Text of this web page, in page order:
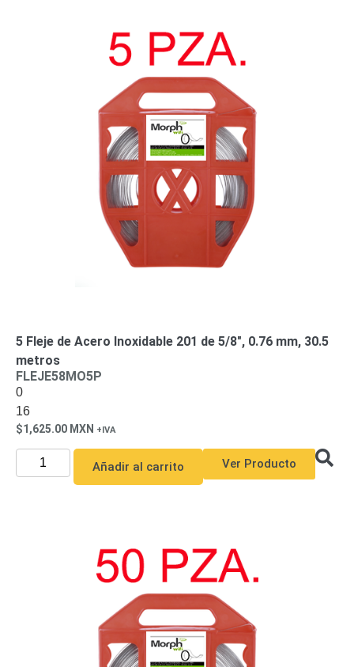
5 Fleje de Acero Inoxidable 201 de 5/8″, 0.76 mm, 30.5
metros
FLEJE58MO5P
0
16
1,625.00 MXN
Añadir al carrito Ver Producto